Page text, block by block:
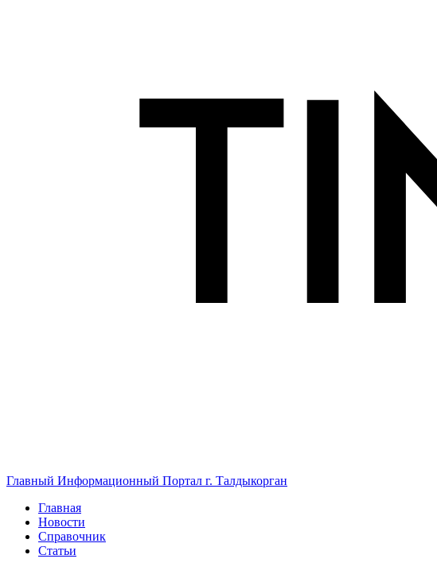
Главный Информационный Портал г. Талдыкорган
Главная
Новости
Справочник
Статьи